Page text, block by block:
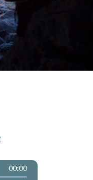
00:00